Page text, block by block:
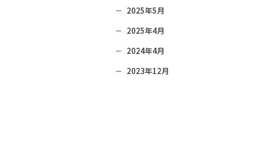
2025年5月
2025年4月
2024年4月
2023年12月